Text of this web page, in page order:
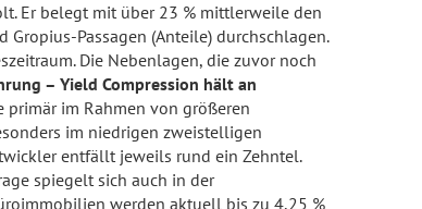
Er belegt mit über 23 % mittlerweile den
Passagen (Anteile) durchschlagen.
Die Nebenlagen, die zuvor noch
– Yield Compression hält an
im Rahmen von größeren
im niedrigen zweistelligen
entfällt jeweils rund ein Zehntel.
spiegelt sich auch in der
werden aktuell bis zu 4,25 %